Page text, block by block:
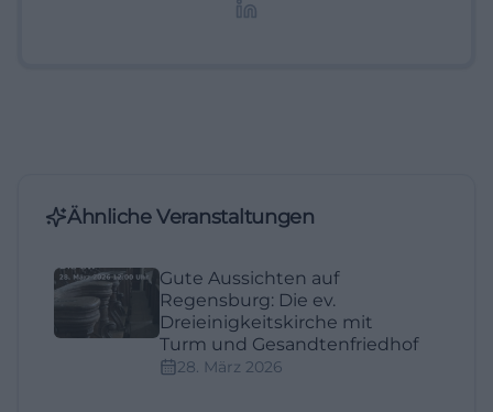
Ähnliche Veranstaltungen
Gute Aussichten auf
Regensburg: Die ev.
Dreieinigkeitskirche mit
Turm und Gesandtenfriedhof
28. März 2026